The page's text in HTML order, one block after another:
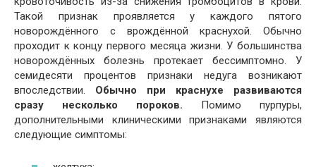
Такой признак проявляется у каждого пятого
новорождённого с врождённой краснухой. Обычно
проходит к концу первого месяца жизни. У большинства
новорождённых болезнь протекает бессимптомно. У
семидесяти процентов признаки недуга возникают
впоследствии. Обычно при краснухе развиваются
сразу несколько пороков. Помимо пурпуры,
дополнительными клиническими признаками являются
следующие симптомы: